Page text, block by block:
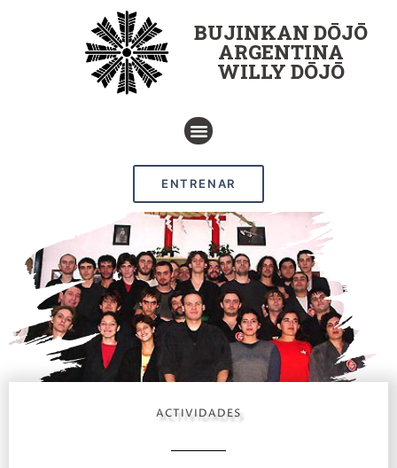
BUJINKAN DŌJŌ
ARGENTINA
WILLY DŌJŌ
ENTRENAR
ACTIVIDADES